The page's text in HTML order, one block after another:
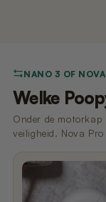
NANO 3 OF NOVA
Welke
Onder de
veiligheid. Nova